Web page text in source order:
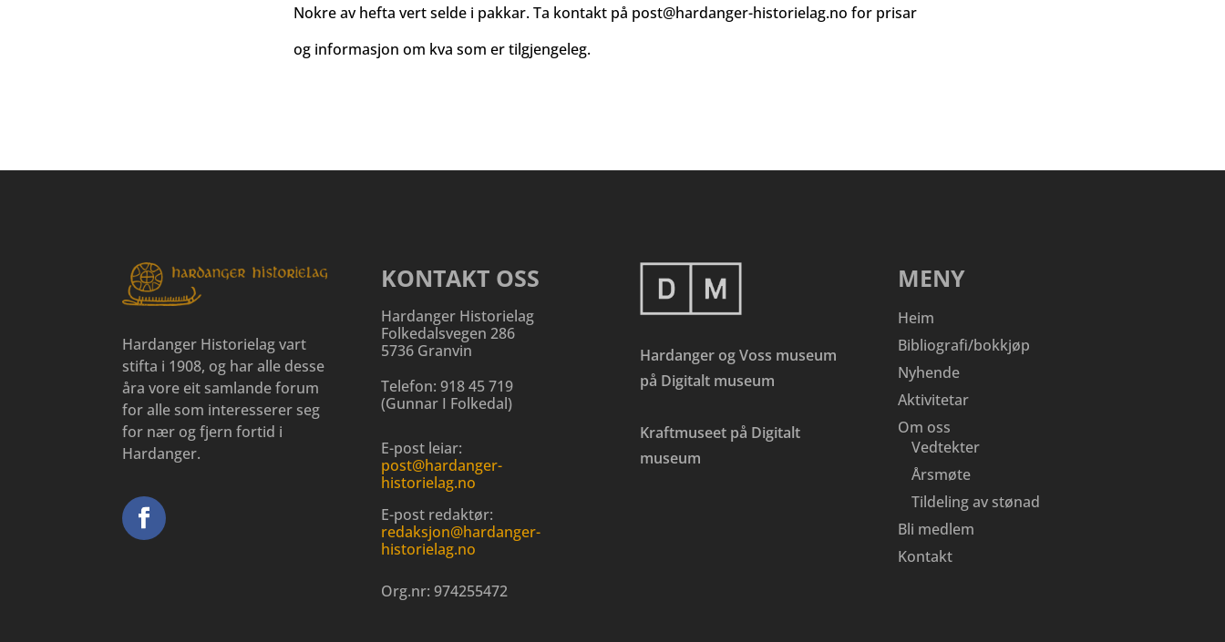
Nokre av hefta vert selde i pakkar. Ta kontakt på post@hardanger-historielag.no for prisar
og informasjon om kva som er tilgjengeleg.
Hardanger Historielag vart
stifta i 1908, og har alle desse
åra vore eit samlande forum
for alle som interesserer seg
for nær og fjern fortid i
Hardanger.
KONTAKT OSS
Hardanger Historielag
Folkedalsvegen 286
5736 Granvin
Telefon: 918 45 719
(Gunnar I Folkedal)
E-post leiar:
post@hardanger-
historielag.no
E-post redaktør:
redaksjon@hardanger-
historielag.no
Org.nr: 974255472
Hardanger og Voss museum
på Digitalt museum
Kraftmuseet på Digitalt
museum
MENY
Heim
Bibliografi/bokkjøp
Nyhende
Aktivitetar
Om oss
Vedtekter
Årsmøte
Tildeling av stønad
Bli medlem
Kontakt